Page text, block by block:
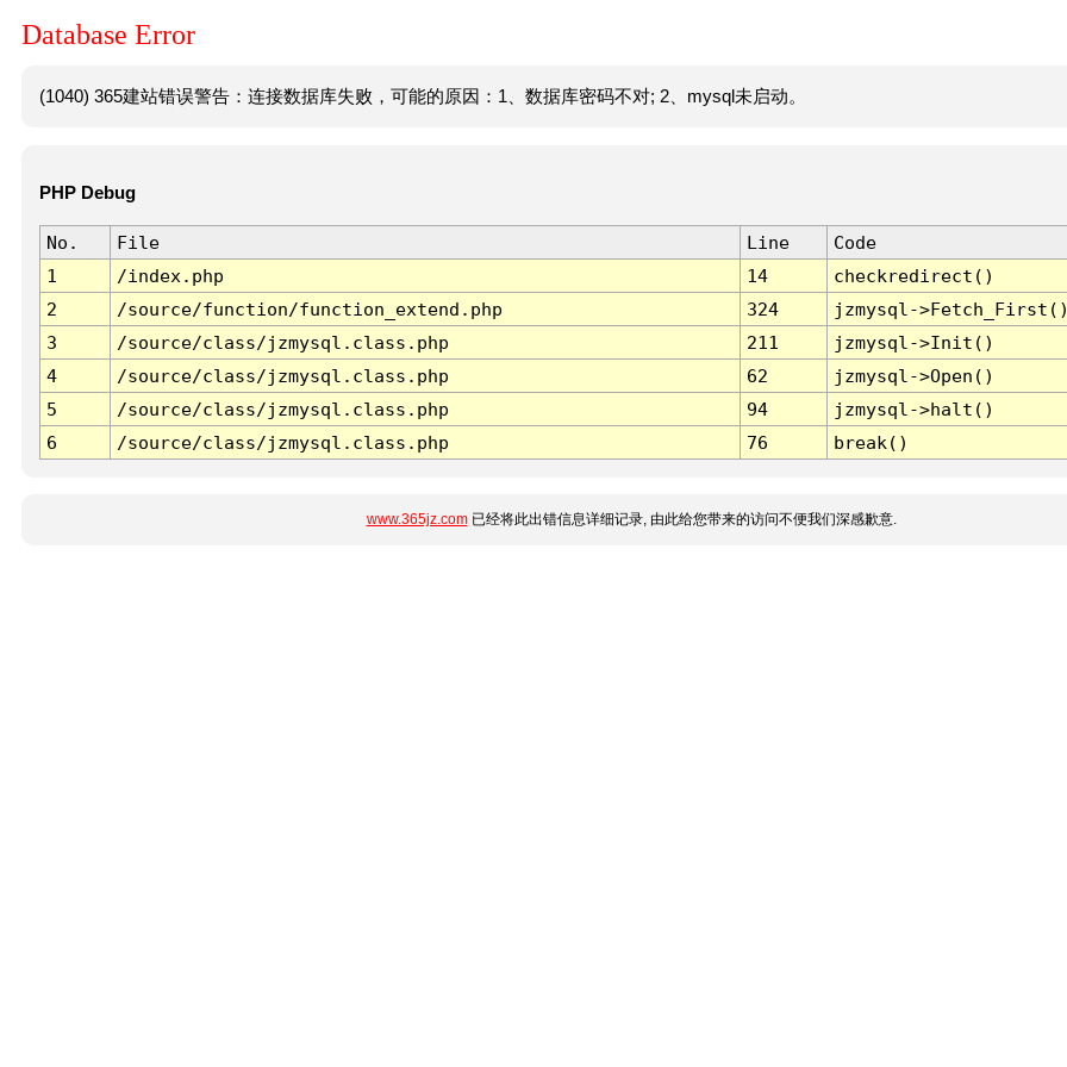
Database Error
(1040) 365建站错误警告：连接数据库失败，可能的原因：1、数据库密码不对; 2、mysql未启动。
PHP Debug
No. File Line
Code
1
/index.php 14
checkredirect()
2
/source/function/function_extend.php 324
jzmysql-
3
/source/class/jzmysql.class.php 211
jzmysql->Init()
4
/source/class/jzmysql.class.php 62
jzmysql->Open()
5
/source/class/jzmysql.class.php 94
jzmysql->halt()
6
/source/class/jzmysql.class.php 76 break()
www.365jz.com已经将此出错信息详细记录, 由此给您带来的访问不便我们深感歉意.